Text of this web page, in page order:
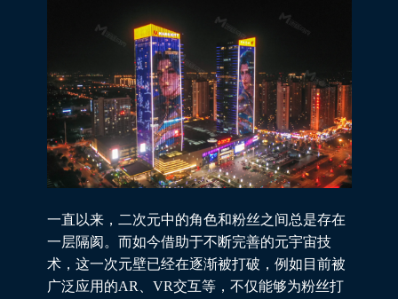
一直以来，二次元中的角色和粉丝之间总是存在
一层隔阂。而如今借助于不断完善的元宇宙技
术，这一次元壁已经在逐渐被打破，例如目前被
广泛应用的AR、VR交互等，不仅能够为粉丝打